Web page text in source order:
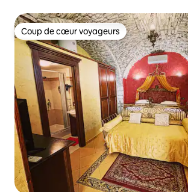
Coup de cœur voyageurs
Coup de cœur voyageurs